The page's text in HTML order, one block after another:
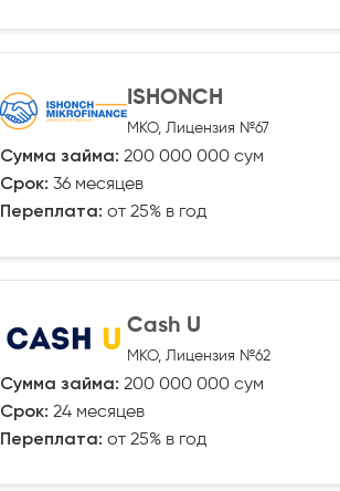
ISHONCH
МКО, Лицензия №67
Сумма займа: 200 000 000 сум
Срок: 36 месяцев
Переплата: от 25% в год
Cash U
МКО, Лицензия №62
Сумма займа: 200 000 000 сум
Срок: 24 месяцев
Переплата: от 25% в год